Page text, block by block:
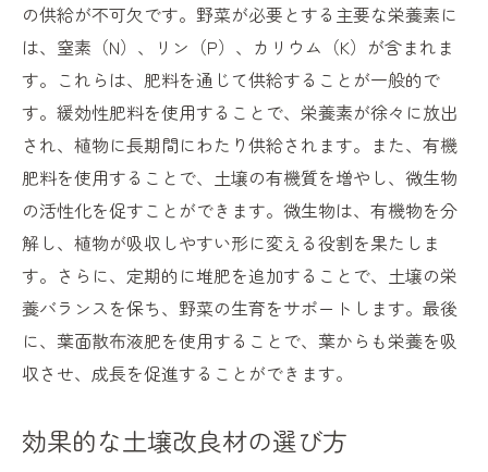
の供給が不可欠です。野菜が必要とする主要な栄養素に
は、窒素（N）、リン（P）、カリウム（K）が含まれま
す。これらは、肥料を通じて供給することが一般的で
す。緩効性肥料を使用することで、栄養素が徐々に放出
され、植物に長期間にわたり供給されます。また、有機
肥料を使用することで、土壌の有機質を増やし、微生物
の活性化を促すことができます。微生物は、有機物を分
解し、植物が吸収しやすい形に変える役割を果たしま
す。さらに、定期的に堆肥を追加することで、土壌の栄
養バランスを保ち、野菜の生育をサポートします。最後
に、葉面散布液肥を使用することで、葉からも栄養を吸
収させ、成長を促進することができます。
効果的な土壌改良材の選び方